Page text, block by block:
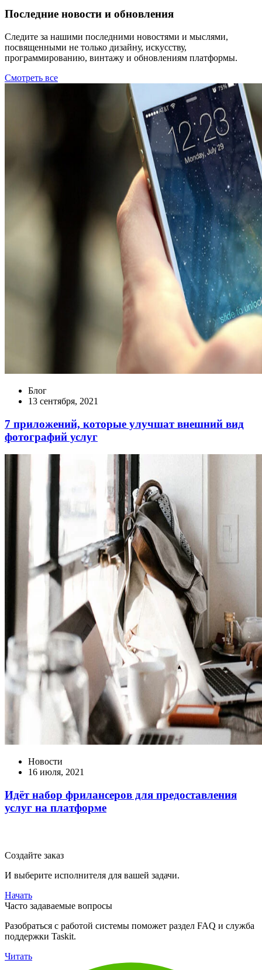
Последние новости и обновления
Следите за нашими последними новостями и мыслями,
посвященными не только дизайну, искусству,
программированию, винтажу и обновлениям платформы.
Смотреть все
Блог
13 сентября, 2021
7 приложений, которые улучшат внешний вид
фотографий услуг
Новости
16 июля, 2021
Идёт набор фрилансеров для предоставления
услуг на платформе
Создайте заказ
И выберите исполнителя для вашей задачи.
Начать
Часто задаваемые вопросы
Разобраться с работой системы поможет раздел FAQ и служба
поддержки Taskit.
Читать